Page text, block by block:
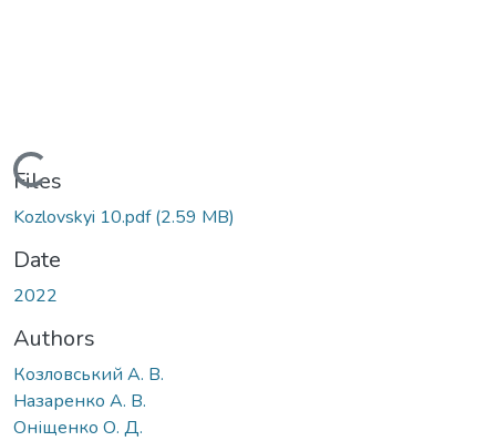
Loading...
Files
Kozlovskyi 10.pdf(2.59 MB)
Date
2022
Authors
Козловський А. В.
Назаренко А. В.
Оніщенко О. Д.